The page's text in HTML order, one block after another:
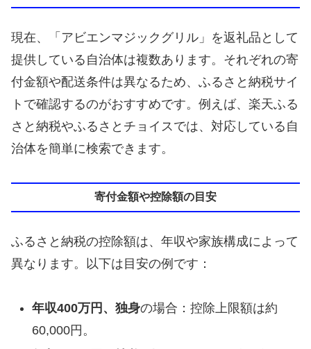
現在、「アビエンマジックグリル」を返礼品として
提供している自治体は複数あります。それぞれの寄
付金額や配送条件は異なるため、ふるさと納税サイ
トで確認するのがおすすめです。例えば、楽天ふる
さと納税やふるさとチョイスでは、対応している自
治体を簡単に検索できます。
寄付金額や控除額の目安
ふるさと納税の控除額は、年収や家族構成によって
異なります。以下は目安の例です：
年収400万円、独身の場合：控除上限額は約
60,000円。